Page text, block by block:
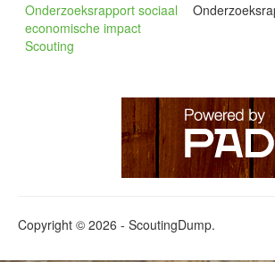
Onderzoeksrapport sociaal
economische impact
Scouting
Copyright © 2026 - ScoutingDump.